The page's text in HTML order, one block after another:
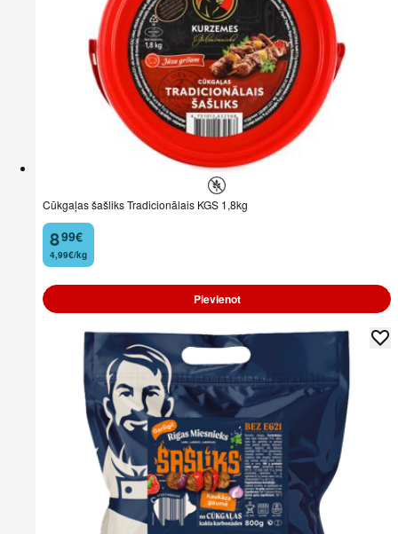
Cūkgaļas šašliks Tradicionālais KGS 1,8kg
8
. 99€
4,99€/kg
Pievienot